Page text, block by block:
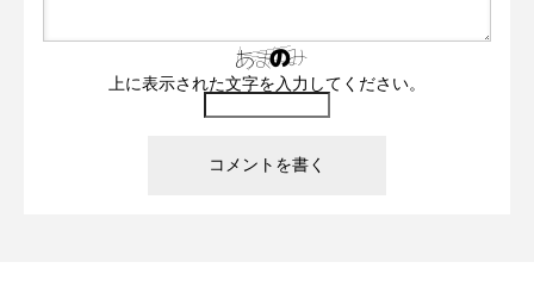
上に表示された文字を入力してください。